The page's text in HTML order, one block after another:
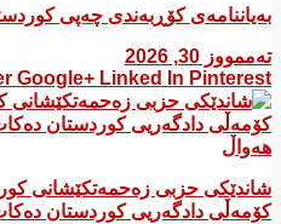
بەیاننامەی کۆڕبەندی چەپی
تەممووز 30, 2026
Google+ Linked In Pinterest
هەواڵ
شاندێکی حزبی زەحمەتکێشانی
کۆمەڵی دادگەریی کوردستان